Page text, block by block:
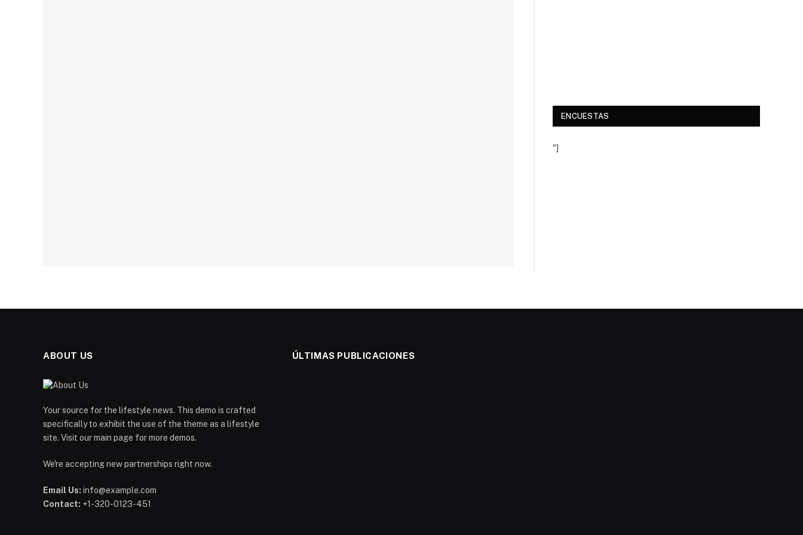
ENCUESTAS
"]
ABOUT US
Your source for the lifestyle news. This demo is crafted
specifically to exhibit the use of the theme as a lifestyle
site. Visit our main page for more demos.
We're accepting new partnerships right now.
Email Us: info@example.com
Contact: +1-320-0123-451
ÚLTIMAS PUBLICACIONES